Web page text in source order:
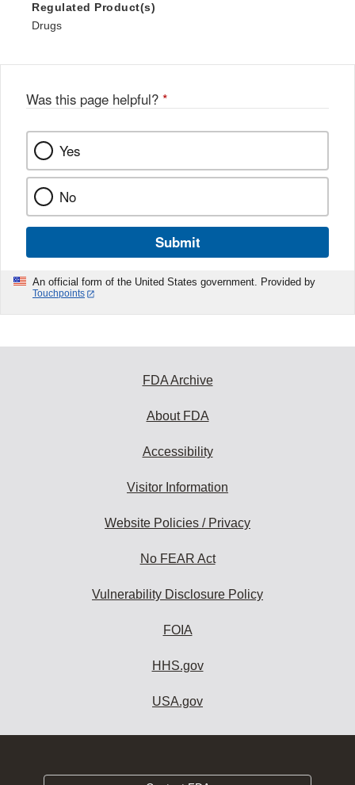
Regulated Product(s)
Drugs
Was this page helpful? *
Yes
No
Submit
An official form of the United States government. Provided by
Touchpoints
FDA Archive
About FDA
Accessibility
Visitor Information
Website Policies / Privacy
No FEAR Act
Vulnerability Disclosure Policy
FOIA
HHS.gov
USA.gov